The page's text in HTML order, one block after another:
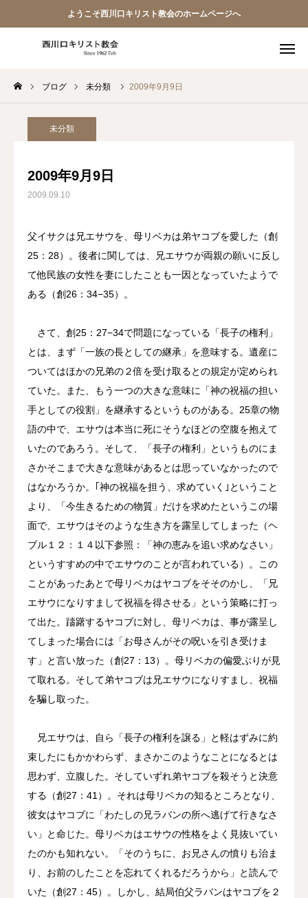
ようこそ西川口キリスト教会のホームページへ
ブログ 未分類 2009年9月9日
未分類
2009年9月9日
2009.09.10
父イサクは兄エサウを、母リベカは弟ヤコブを愛した（創
25：28）。後者に関しては、兄エサウが両親の願いに反し
て他民族の女性を妻にしたことも一因となっていたようで
ある（創26：34−35）。
さて、創25：27−34で問題になっている「長子の権利」
とは、まず「一族の長としての継承」を意味する。遺産に
ついてはほかの兄弟の２倍を受け取るとの規定が定められ
ていた。また、もう一つの大きな意味に「神の祝福の担い
手としての役割」を継承するというものがある。25章の物
語の中で、エサウは本当に死にそうなほどの空腹を抱えて
いたのであろう。そして、「長子の権利」というものにま
さかそこまで大きな意味があるとは思っていなかったので
はなかろうか。｢神の祝福を担う、求めていく｣ということ
より、「今生きるための物質」だけを求めたというこの場
面で、エサウはそのような生き方を露呈してしまった（ヘ
ブル１２：１４以下参照：「神の恵みを追い求めなさい」
というすすめの中でエサウのことが言われている）。この
ことがあったあとで母リベカはヤコブをそそのかし、「兄
エサウになりすまして祝福を得させる」という策略に打っ
て出た。躊躇するヤコブに対し、母リベカは、事が露呈し
てしまった場合には「お母さんがその呪いを引き受けま
す」と言い放った（創27：13）。母リベカの偏愛ぶりが見
て取れる。そして弟ヤコブは兄エサウになりすまし、祝福
を騙し取った。
兄エサウは、自ら「長子の権利を譲る」と軽はずみに約
束したにもかかわらず、まさかこのようなことになるとは
思わず、立腹した。そしていずれ弟ヤコブを殺そうと決意
する（創27：41）。それは母リベカの知るところとなり、
彼女はヤコブに「わたしの兄ラバンの所へ逃げて行きなさ
い」と命じた。母リベカはエサウの性格をよく見抜いてい
たのかも知れない。「そのうちに、お兄さんの憤りも治ま
り、お前のしたことを忘れてくれるだろうから」と読んで
いた（創27：45）。しかし、結局伯父ラバンはヤコブを２
教会員ページ
ようこそ桜並木の教会へ
西川口キリスト教会 信仰告白
案内･地図